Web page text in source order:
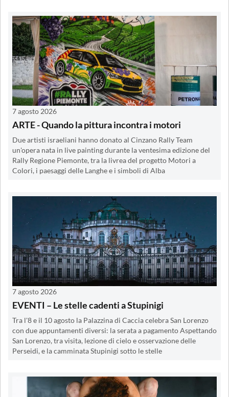
7 agosto 2026
ARTE - Quando la pittura incontra i motori
Due artisti israeliani hanno donato al Cinzano Rally Team
un'opera nata in live painting durante la ventesima edizione del
Rally Regione Piemonte, tra la livrea del progetto Motori a
Colori, i paesaggi delle Langhe e i simboli di Alba
7 agosto 2026
EVENTI – Le stelle cadenti a Stupinigi
Tra l'8 e il 10 agosto la Palazzina di Caccia celebra San Lorenzo
con due appuntamenti diversi: la serata a pagamento Aspettando
San Lorenzo, tra visita, lezione di cielo e osservazione delle
Perseidi, e la camminata Stupinigi sotto le stelle